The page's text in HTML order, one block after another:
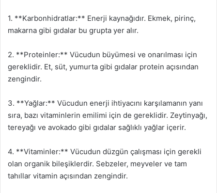
1. **Karbonhidratlar:** Enerji kaynağıdır. Ekmek, pirinç,
makarna gibi gıdalar bu grupta yer alır.
2. **Proteinler:** Vücudun büyümesi ve onarılması için
gereklidir. Et, süt, yumurta gibi gıdalar protein açısından
zengindir.
3. **Yağlar:** Vücudun enerji ihtiyacını karşılamanın yanı
sıra, bazı vitaminlerin emilimi için de gereklidir. Zeytinyağı,
tereyağı ve avokado gibi gıdalar sağlıklı yağlar içerir.
4. **Vitaminler:** Vücudun düzgün çalışması için gerekli
olan organik bileşiklerdir. Sebzeler, meyveler ve tam
tahıllar vitamin açısından zengindir.